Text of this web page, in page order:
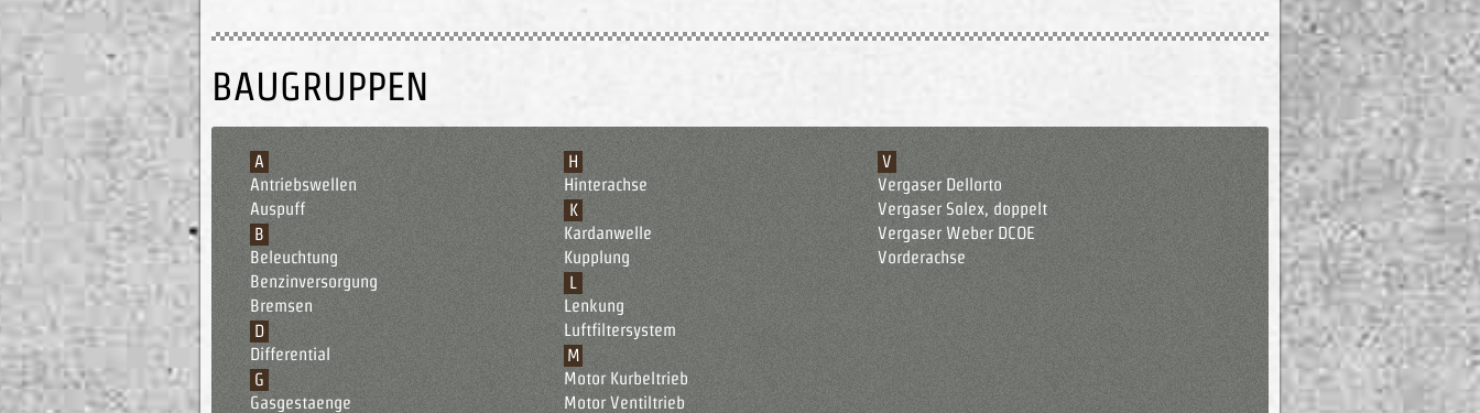
BAUGRUPPEN
A
Antriebswellen
Auspuff
B
Beleuchtung
Benzinversorgung
Bremsen
D
Differential
G
Gasgestaenge
H
Hinterachse
K
Kardanwelle
Kupplung
L
Lenkung
Luftfiltersystem
M
Motor Kurbeltrieb
Motor Ventiltrieb
V
Vergaser Dellorto
Vergaser Solex, doppelt
Vergaser Weber DCOE
Vorderachse